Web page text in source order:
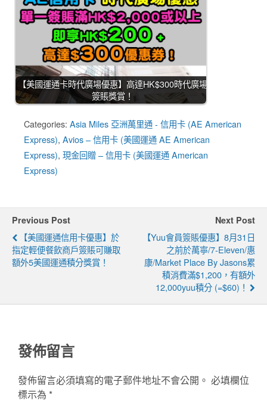
【美國運通卡時代廣場優惠】高達HK$300時代廣場
簽賬獎賞！
Categories: Asia Miles 亞洲萬里通 - 信用卡 (AE American
Express), Avios – 信用卡 (美國運通 AE American
Express), 現金回贈 – 信用卡 (美國運通 American
Express)
Previous Post
【美國運通信用卡優惠】於
指定輕便餐飲商戶簽賬可賺取
額外5美國運通積分獎賞！
Next Post
【yuu會員簽賬優惠】8月31日
之前於萬寧/7-Eleven/惠
康/Market Place By Jasons累
積消費滿$1,200，有額外
12,000yuu積分 (=$60)！
發佈留言
發佈留言必須填寫的電子郵件地址不會公開。 必填欄位
標示為 *